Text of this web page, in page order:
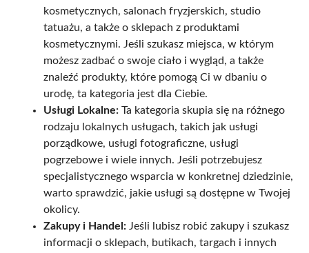
kosmetycznych, salonach fryzjerskich, studio
tatuażu, a także o sklepach z produktami
kosmetycznymi. Jeśli szukasz miejsca, w którym
możesz zadbać o swoje ciało i wygląd, a także
znaleźć produkty, które pomogą Ci w dbaniu o
urodę, ta kategoria jest dla Ciebie.
Usługi Lokalne: Ta kategoria skupia się na różnego
rodzaju lokalnych usługach, takich jak usługi
porządkowe, usługi fotograficzne, usługi
pogrzebowe i wiele innych. Jeśli potrzebujesz
specjalistycznego wsparcia w konkretnej dziedzinie,
warto sprawdzić, jakie usługi są dostępne w Twojej
okolicy.
Zakupy i Handel: Jeśli lubisz robić zakupy i szukasz
informacji o sklepach, butikach, targach i innych